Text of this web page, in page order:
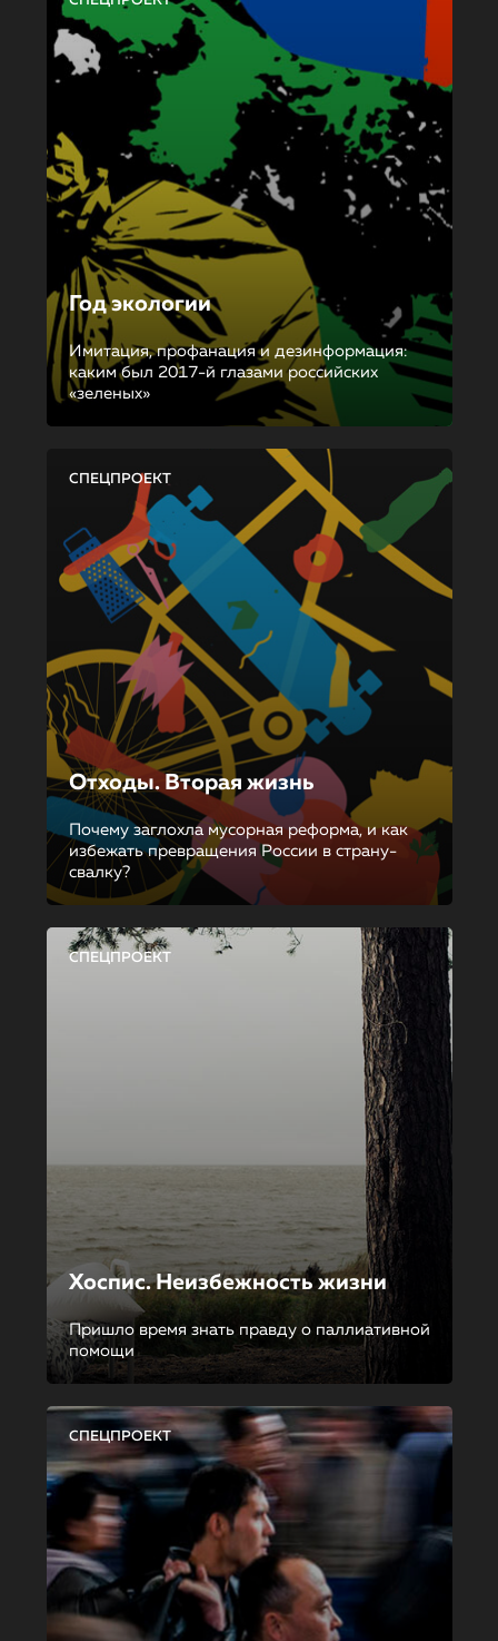
Год экологии
Имитация, профанация и дезинформация:
каким был 2017-й глазами российских
«зеленых»
СПЕЦПРОЕКТ
Отходы. Вторая жизнь
Почему заглохла мусорная реформа, и как
избежать превращения России в страну-
свалку?
СПЕЦПРОЕКТ
Хоспис. Неизбежность жизни
Пришло время знать правду о паллиативной
помощи
СПЕЦПРОЕКТ